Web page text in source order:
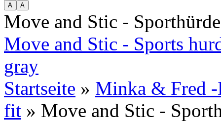
Move and Stic -
Move and Stic - Sports
gray
Startseite » Minka & Fred
fit » Move and Stic -